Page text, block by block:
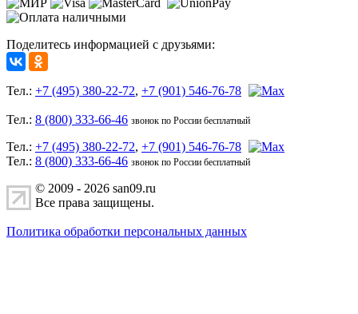
Поделитесь информацией с друзьями:
Тел.: +7 (495) 380-22-72, +7 (901) 546-76-78
Тел.: 8 (800) 333-66-46 звонок по России бесплатный
Тел.: +7 (495) 380-22-72, +7 (901) 546-76-78
Тел.: 8 (800) 333-66-46 звонок по России бесплатный
© 2009 - 2026 san09.ru
Все права защищены.
Политика обработки персональных данных